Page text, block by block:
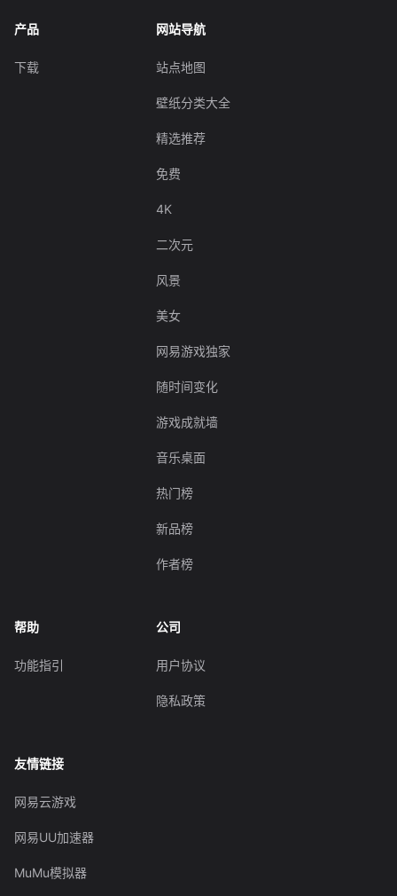
产品
下载
网站导航
站点地图
壁纸分类大全
精选推荐
免费
4K
二次元
风景
美女
网易游戏独家
随时间变化
游戏成就墙
音乐桌面
热门榜
新品榜
作者榜
帮助
功能指引
公司
用户协议
隐私政策
友情链接
网易云游戏
网易UU加速器
MuMu模拟器